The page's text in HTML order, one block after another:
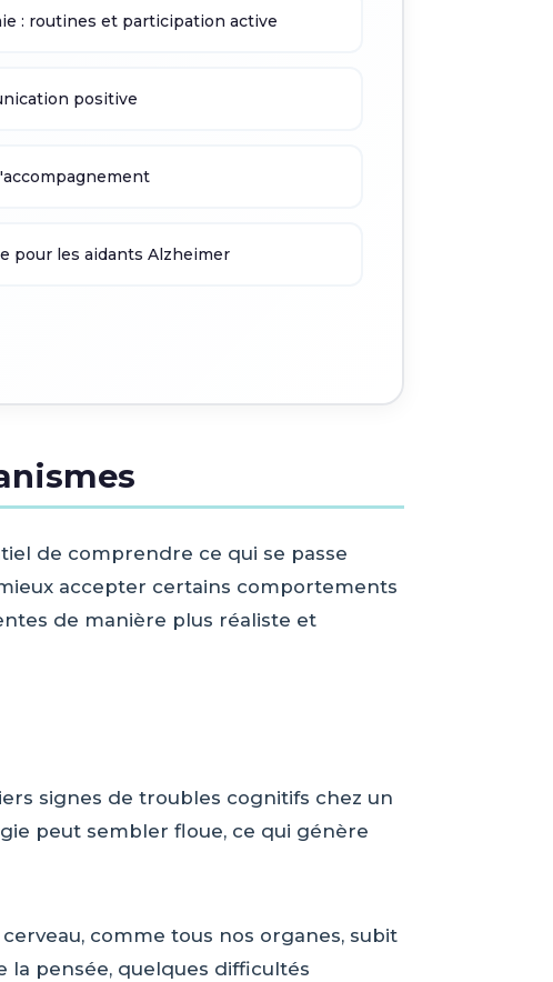
: routines et participation active
positive
pour les aidants Alzheimer
de comprendre ce qui se passe
accepter certains comportements
de manière plus réaliste et
signes de troubles cognitifs chez un
peut sembler floue, ce qui génère
comme tous nos organes, subit
la pensée, quelques difficultés